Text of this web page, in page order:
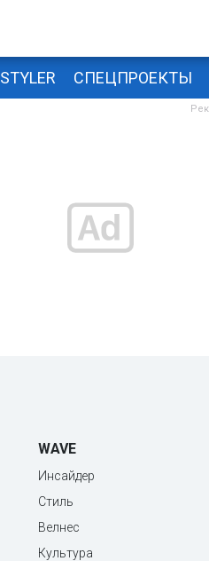
STYLER СПЕЦПРОЕКТЫ
WAVE
Инсайдер
Стиль
Велнес
Культура